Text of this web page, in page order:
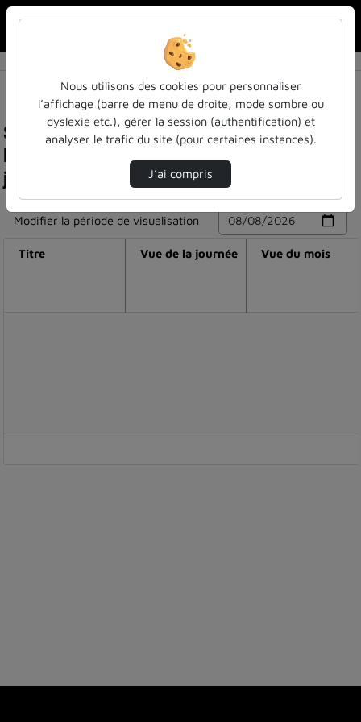
Statistiques de visualisation de la vidéo
Muséographie et scénographie de l'écrit.
journée d'étude - table ronde n°2
Modifier la période de visualisation
Titre Vue de la journée Vue du mois
Nous utilisons des cookies pour personnaliser
l’affichage (barre de menu de droite, mode sombre ou
dyslexie etc.), gérer la session (authentification) et
analyser le trafic du site (pour certaines instances).
J’ai compris